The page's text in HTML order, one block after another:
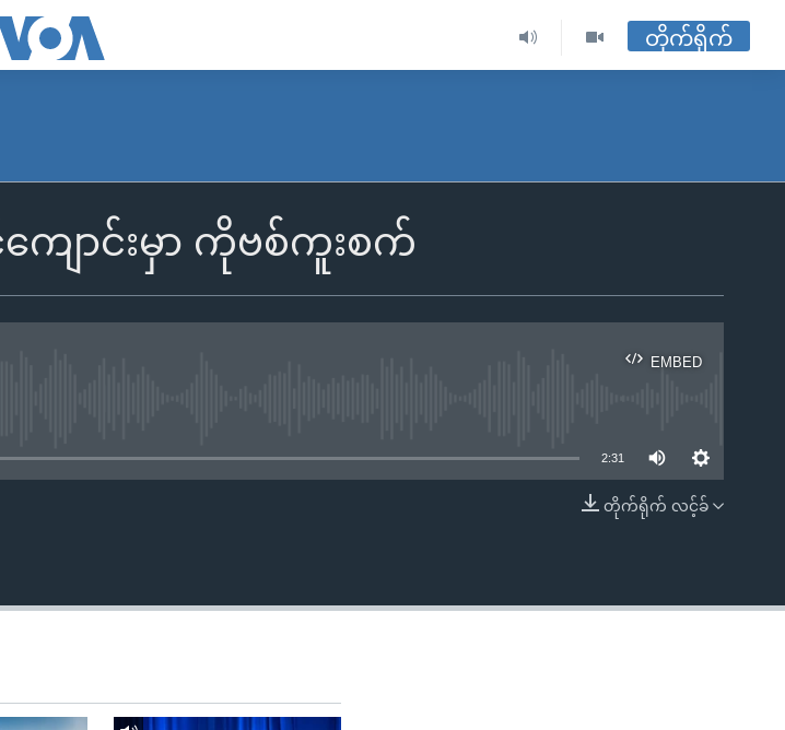
တိုက်ရိုက်
ကျောင်းမှာ ကိုဗစ်ကူးစက်
EMBED
EMBED
2:31
တိုက်ရိုက် လင့်ခ်